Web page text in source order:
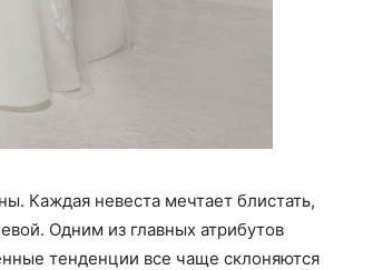
Каждая невеста мечтает блистать,
Одним из главных атрибутов
тенденции все чаще склоняются